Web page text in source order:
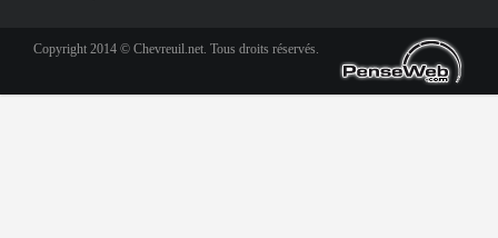
Copyright 2014 © Chevreuil.net. Tous droits réservés.